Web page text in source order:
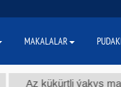
kükürtli ýakyş mazudy
MAKALALAR